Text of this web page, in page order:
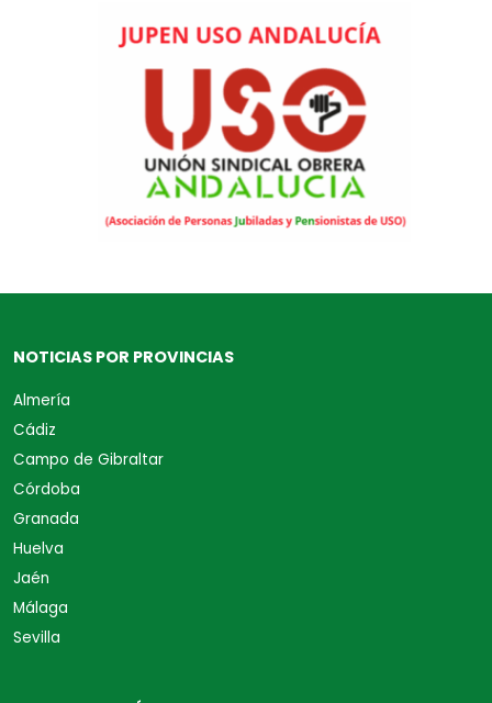
NOTICIAS POR PROVINCIAS
Almería
Cádiz
Campo de Gibraltar
Córdoba
Granada
Huelva
Jaén
Málaga
Sevilla